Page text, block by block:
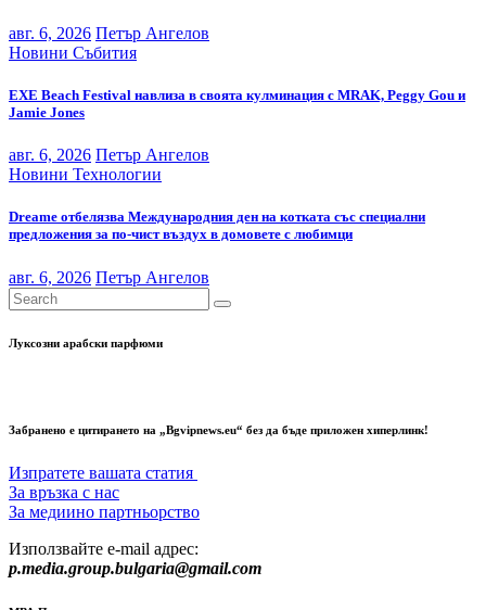
авг. 6, 2026 Петър Ангелов
Новини Събития
EXE Beach Festival навлиза в своята кулминация с MRAK, Peggy Gou и
Jamie Jones
авг. 6, 2026 Петър Ангелов
Новини Технологии
Dreame отбелязва Международния ден на котката със специални
предложения за по-чист въздух в домовете с любимци
авг. 6, 2026 Петър Ангелов
Луксозни арабски парфюми
Забранено е цитирането на „Bgvipnews.eu“ без да бъде приложен хиперлинк!
Изпратете вашата статия
За връзка с нас
За медиино партньорство
Използвайте e-mail адрес:
p.media.group.bulgaria@gmail.com